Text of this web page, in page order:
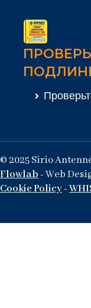
© 2025 Sirio
Flowlab- Web
Cookie Policy-